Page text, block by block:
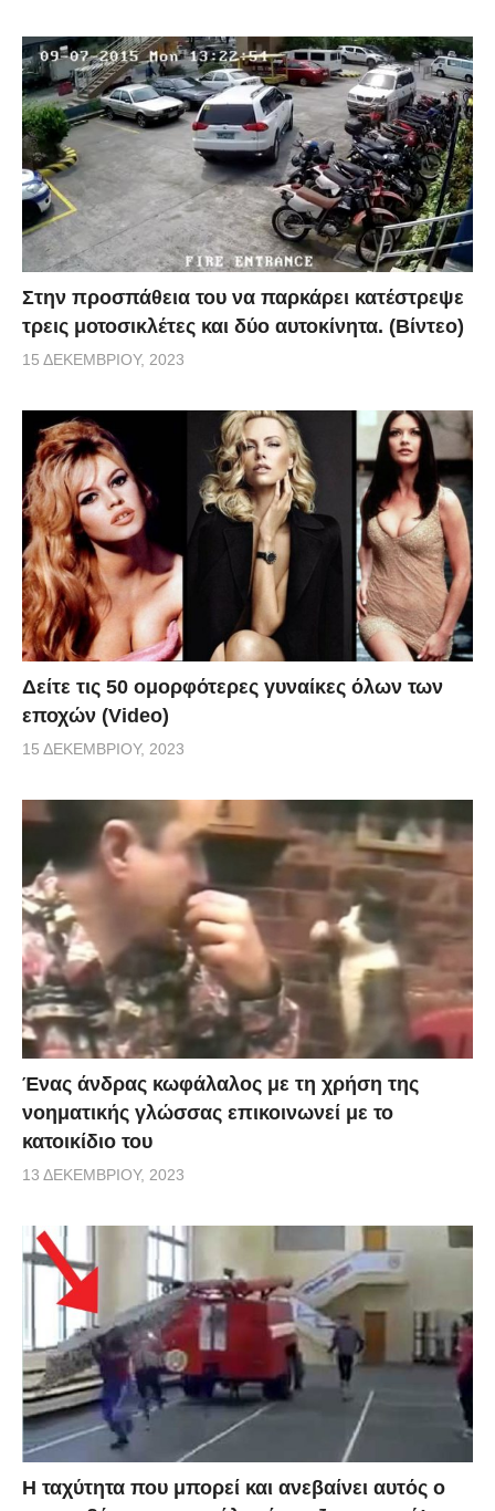
Στην προσπάθεια του να παρκάρει κατέστρεψε
τρεις μοτοσικλέτες και δύο αυτοκίνητα. (Βίντεο)
15 ΔΕΚΕΜΒΡΊΟΥ, 2023
Δείτε τις 50 ομορφότερες γυναίκες όλων των
εποχών (Video)
15 ΔΕΚΕΜΒΡΊΟΥ, 2023
Ένας άνδρας κωφάλαλος με τη χρήση της
νοηματικής γλώσσας επικοινωνεί με το
κατοικίδιο του
13 ΔΕΚΕΜΒΡΊΟΥ, 2023
Η ταχύτητα που μπορεί και ανεβαίνει αυτός ο